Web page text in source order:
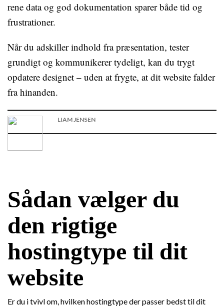
rene data og god dokumentation sparer både tid og
frustrationer.
Når du adskiller indhold fra præsentation, tester
grundigt og kommunikerer tydeligt, kan du trygt
opdatere designet – uden at frygte, at dit website falder
fra hinanden.
LIAM JENSEN
Sådan vælger du
den rigtige
hostingtype til dit
website
Er du i tvivl om, hvilken hostingtype der passer bedst til dit